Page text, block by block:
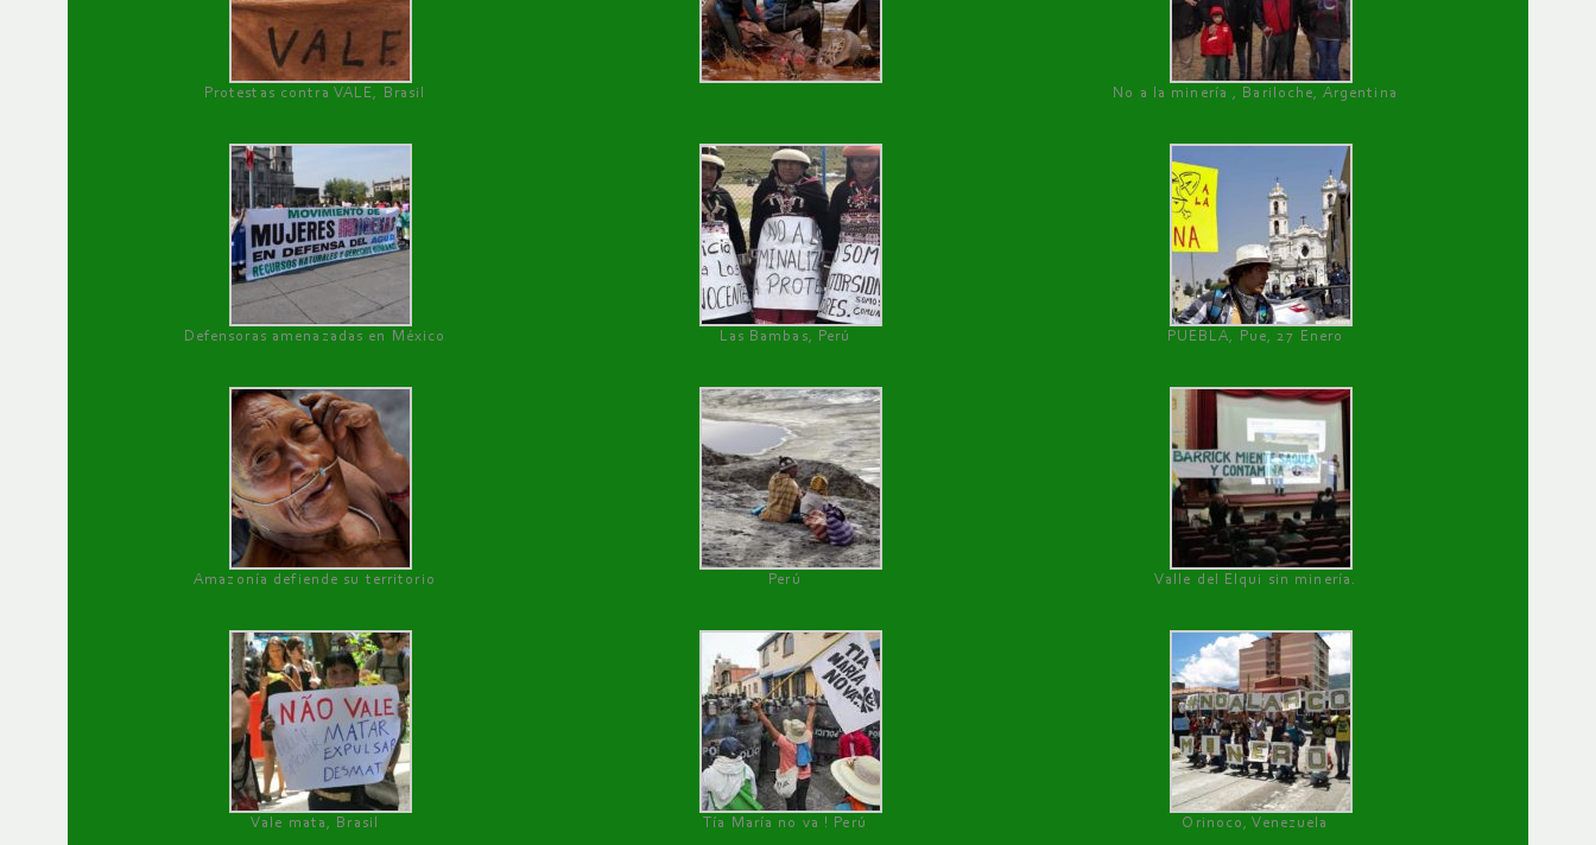
Protestas contra VALE, Brasil No a la minería , Bariloche, Argentina
Defensoras amenazadas en México Las Bambas, Perú PUEBLA, Pue, 27 Enero
Amazonía defiende su territorio Perú Valle del Elqui sin minería.
Vale mata, Brasil Tía María no va ! Perú Orinoco, Venezuela